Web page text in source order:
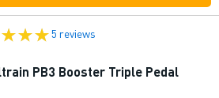
5 reviews
PB3 Booster Triple Pedal